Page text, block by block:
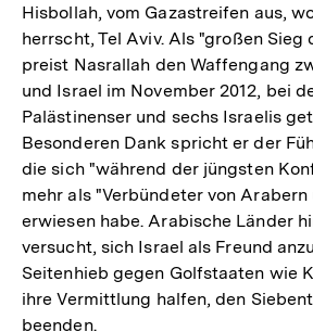
Hisbollah, vom Gazastreifen aus,
herrscht, Tel Aviv. Als "großen Sieg
preist Nasrallah den Waffengang
und Israel im November 2012, bei
Palästinenser und sechs Israelis
Besonderen Dank spricht er der
die sich "während der jüngsten
mehr als "Verbündeter von Arabern
erwiesen habe. Arabische Länder
versucht, sich Israel als Freund
Seitenhieb gegen Golfstaaten wie
ihre Vermittlung halfen, den
beenden.